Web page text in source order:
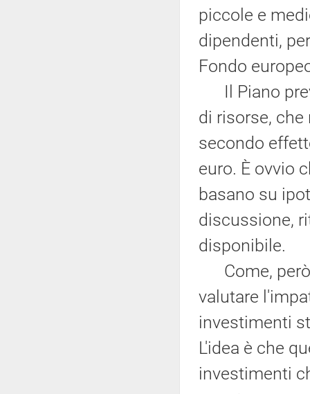
piccole e
dipendenti,
Fondo
Il Piano
di risorse,
secondo
euro. È ovvio
basano su
discussione,
disponibile.
Come,
valutare
investimenti
L'idea è che
investimenti